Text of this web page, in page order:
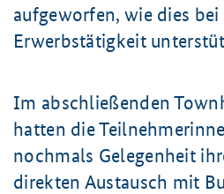
aufgeworfen, wie dies
Erwerbstätigkeit
Im abschließenden
hatten die
nochmals Gelegenheit
direkten Austausch mit